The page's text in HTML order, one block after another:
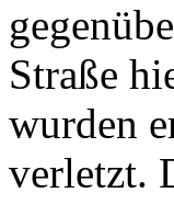
Straße
wurden
verletzt.